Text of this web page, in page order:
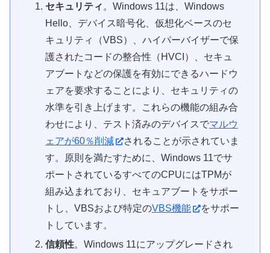
セキュリティ 。Windows 11は、Windows
Hello、デバイス暗号化、仮想化ベースのセ
キュリティ（VBS）、ハイパーバイザーで保
護されたコードの整合性（HVCI）、セキュ
アブートなどの保護を有効にできるハードウ
ェアを要求することにより、セキュリティの
水準を引き上げます。これらの機能の組み合
わせにより、テスト済みのデバイスでマルウ
ェアが60％削減
されることが示されていま
す。原則を満たすために、Windows 11でサ
ポートされているすべてのCPUにはTPMが
組み込まれており、セキュアブートをサポー
トし、VBSおよび特定のVBS機能
をサポー
トしています。
信頼性。Windows 11にアップグレードされ